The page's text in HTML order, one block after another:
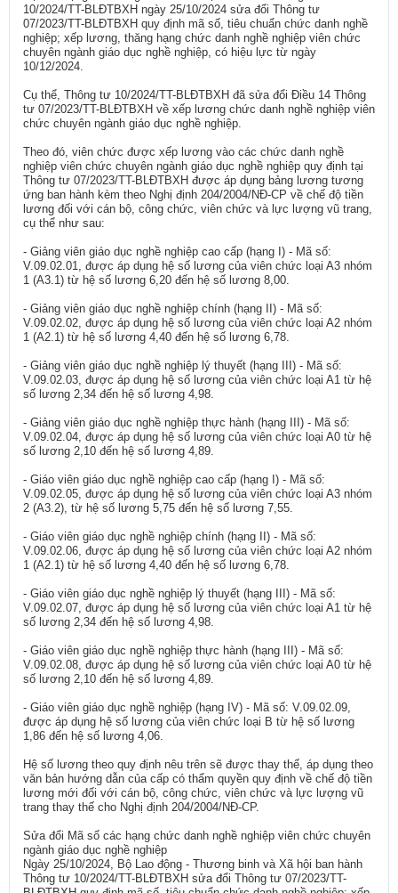
10/2024/TT-BLĐTBXH ngày 25/10/2024 sửa đổi Thông tư
07/2023/TT-BLĐTBXH quy định mã số, tiêu chuẩn chức danh nghề
nghiệp; xếp lương, thăng hạng chức danh nghề nghiệp viên chức
chuyên ngành giáo dục nghề nghiệp, có hiệu lực từ ngày
10/12/2024.
Cụ thể, Thông tư 10/2024/TT-BLĐTBXH đã sửa đổi Điều 14 Thông
tư 07/2023/TT-BLĐTBXH về xếp lương chức danh nghề nghiệp viên
chức chuyên ngành giáo dục nghề nghiệp.
Theo đó, viên chức được xếp lương vào các chức danh nghề
nghiệp viên chức chuyên ngành giáo dục nghề nghiệp quy định tại
Thông tư 07/2023/TT-BLĐTBXH được áp dụng bảng lương tương
ứng ban hành kèm theo Nghị định 204/2004/NĐ-CP về chế độ tiền
lương đối với cán bộ, công chức, viên chức và lực lượng vũ trang,
cụ thể như sau:
- Giảng viên giáo dục nghề nghiệp cao cấp (hạng I) - Mã số:
V.09.02.01, được áp dụng hệ số lương của viên chức loại A3 nhóm
1 (A3.1) từ hệ số lương 6,20 đến hệ số lương 8,00.
- Giảng viên giáo dục nghề nghiệp chính (hạng II) - Mã số:
V.09.02.02, được áp dụng hệ số lương của viên chức loại A2 nhóm
1 (A2.1) từ hệ số lương 4,40 đến hệ số lương 6,78.
- Giảng viên giáo dục nghề nghiệp lý thuyết (hạng III) - Mã số:
V.09.02.03, được áp dụng hệ số lương của viên chức loại A1 từ hệ
số lương 2,34 đến hệ số lương 4,98.
- Giảng viên giáo dục nghề nghiệp thực hành (hạng III) - Mã số:
V.09.02.04, được áp dụng hệ số lương của viên chức loại A0 từ hệ
số lương 2,10 đến hệ số lương 4,89.
- Giáo viên giáo dục nghề nghiệp cao cấp (hạng I) - Mã số:
V.09.02.05, được áp dụng hệ số lương của viên chức loại A3 nhóm
2 (A3.2), từ hệ số lương 5,75 đến hệ số lương 7,55.
- Giáo viên giáo dục nghề nghiệp chính (hạng II) - Mã số:
V.09.02.06, được áp dụng hệ số lương của viên chức loại A2 nhóm
1 (A2.1) từ hệ số lương 4,40 đến hệ số lương 6,78.
- Giáo viên giáo dục nghề nghiệp lý thuyết (hạng III) - Mã số:
V.09.02.07, được áp dụng hệ số lương của viên chức loại A1 từ hệ
số lương 2,34 đến hệ số lương 4,98.
- Giáo viên giáo dục nghề nghiệp thực hành (hạng III) - Mã số:
V.09.02.08, được áp dụng hệ số lương của viên chức loại A0 từ hệ
số lương 2,10 đến hệ số lương 4,89.
- Giáo viên giáo dục nghề nghiệp (hạng IV) - Mã số: V.09.02.09,
được áp dụng hệ số lương của viên chức loại B từ hệ số lương
1,86 đến hệ số lương 4,06.
Hệ số lương theo quy định nêu trên sẽ được thay thế, áp dụng theo
văn bản hướng dẫn của cấp có thẩm quyền quy định về chế độ tiền
lương mới đối với cán bộ, công chức, viên chức và lực lượng vũ
trang thay thế cho Nghị định 204/2004/NĐ-CP.
Sửa đổi Mã số các hạng chức danh nghề nghiệp viên chức chuyên
ngành giáo dục nghề nghiệp
Ngày 25/10/2024, Bộ Lao động - Thương binh và Xã hội ban hành
Thông tư 10/2024/TT-BLĐTBXH sửa đổi Thông tư 07/2023/TT-